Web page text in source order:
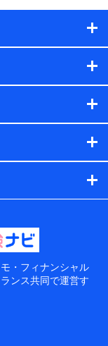
・フィナンシャル
ンス共同で運営す